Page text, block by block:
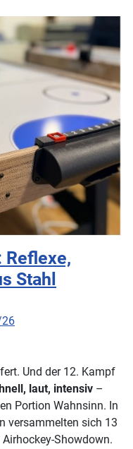
Reflexe,
Stahl
26
Und der 12. Kampf
laut, intensiv –
Portion Wahnsinn. In
versammelten sich 13
Showdown.